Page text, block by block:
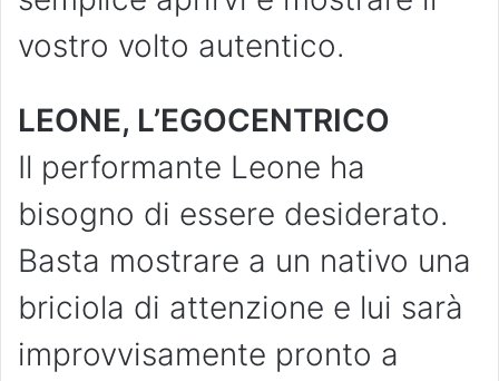
vostro volto autentico.
LEONE, L’EGOCENTRICO
Il performante Leone ha
bisogno di essere desiderato.
Basta mostrare a un nativo una
briciola di attenzione e lui sarà
improvvisamente pronto a